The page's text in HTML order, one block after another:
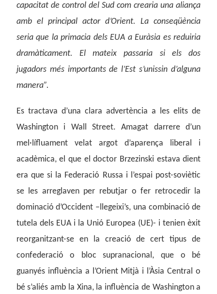
capacitat de control del Sud com crearia una aliança
amb el principal actor d’Orient. La conseqüència
seria que la primacia dels EUA a Euràsia es reduiria
dramàticament. El mateix passaria si els dos
jugadors més importants de l’Est s’unissin d’alguna
manera”.
Es tractava d’una clara advertència a les elits de
Washington i Wall Street. Amagat darrere d’un
mel·lífluament velat argot d’aparença liberal i
acadèmica, el que el doctor Brzezinski estava dient
era que si la Federació Russa i l’espai post-soviètic
se les arreglaven per rebutjar o fer retrocedir la
dominació d’Occident –llegeixi’s, una combinació de
tutela dels EUA i la Unió Europea (UE)- i tenien èxit
reorganitzant-se en la creació de cert tipus de
confederació o bloc supranacional, que o bé
guanyés influència a l’Orient Mitjà i l’Àsia Central o
bé s’aliés amb la Xina, la influència de Washington a